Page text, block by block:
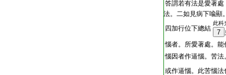
答謂若有法是愛著處
法。二如見病下喩顯
四加行位下總結
此科
7
惱者。所愛著處。
惱因者作逼惱。苦
或作逼惱。此苦惱